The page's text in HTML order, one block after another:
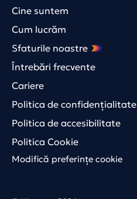
Cine suntem
Cum lucrăm
Sfaturile noastre
Întrebări frecvente
Cariere
Politica de confidențialitate
Politica de accesibilitate
Politica Cookie
Modifică preferințe cookie